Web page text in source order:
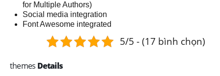
for Multiple Authors)
Social media integration
Font Awesome integrated
5/5 - (17 bình chọn)
themes Details